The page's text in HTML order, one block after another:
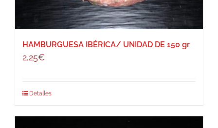
HAMBURGUESA IBÉRICA/ UNIDAD DE 150 gr
2,25€
Detalles